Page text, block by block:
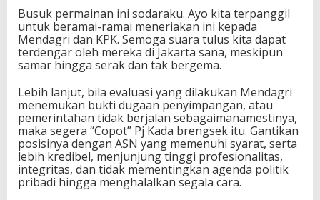
Busuk permainan ini sodaraku. Ayo kita terpanggil
untuk beramai-ramai meneriakan ini kepada
Mendagri dan KPK. Semoga suara tulus kita dapat
terdengar oleh mereka di Jakarta sana, meskipun
samar hingga serak dan tak bergema.
Lebih lanjut, bila evaluasi yang dilakukan Mendagri
menemukan bukti dugaan penyimpangan, atau
pemerintahan tidak berjalan sebagaimanamestinya,
maka segera “Copot” Pj Kada brengsek itu. Gantikan
posisinya dengan ASN yang memenuhi syarat, serta
lebih kredibel, menjunjung tinggi profesionalitas,
integritas, dan tidak mementingkan agenda politik
pribadi hingga menghalalkan segala cara.